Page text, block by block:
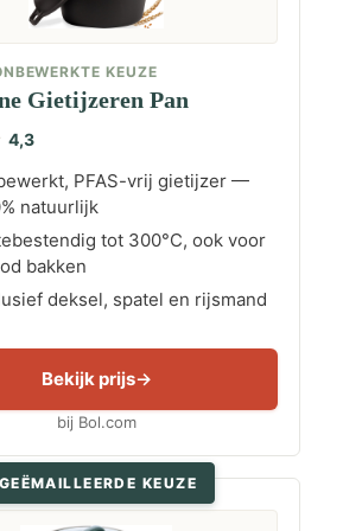
KEUZE
Gietijzeren Pan
4,3
PFAS-vrij gietijzer —
natuurlijk
tot 300°C, ook voor
bakken
deksel, spatel en rijsmand
Bekijk prijs
bij Bol.com
KEUZE